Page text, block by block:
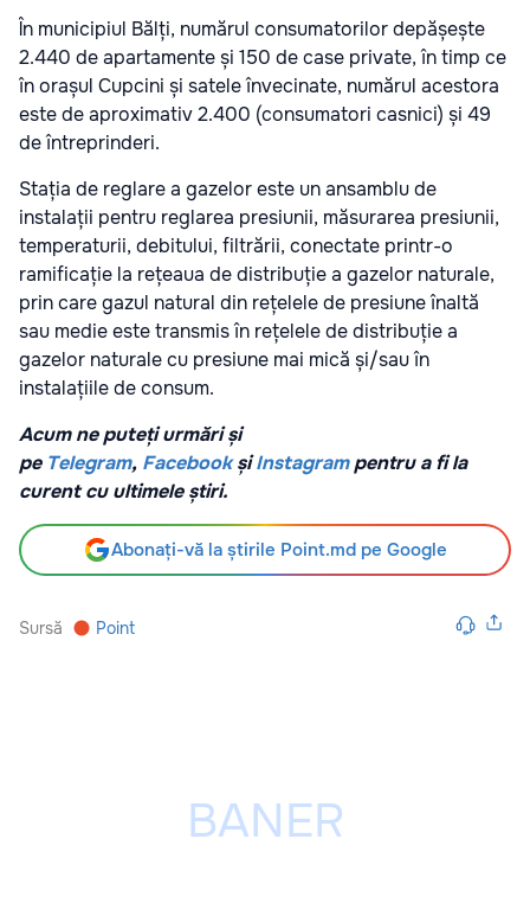
În municipiul Bălți, numărul consumatorilor depășește
2.440 de apartamente și 150 de case private, în timp ce
în orașul Cupcini și satele învecinate, numărul acestora
este de aproximativ 2.400 (consumatori casnici) și 49
de întreprinderi.
Stația de reglare a gazelor este un ansamblu de
instalații pentru reglarea presiunii, măsurarea presiunii,
temperaturii, debitului, filtrării, conectate printr-o
ramificație la rețeaua de distribuție a gazelor naturale,
prin care gazul natural din rețelele de presiune înaltă
sau medie este transmis în rețelele de distribuție a
gazelor naturale cu presiune mai mică și/sau în
instalațiile de consum.
Acum ne puteți urmări și
pe Telegram, Facebook șiInstagrampentru a fi la
curent cu ultimele știri.
Abonați-vă la știrile Point.md pe Google
Sursă Point